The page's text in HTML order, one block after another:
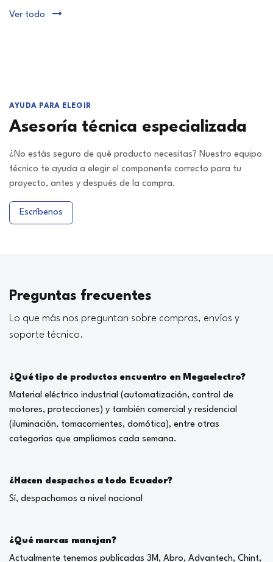
Ver todo
AYUDA PARA ELEGIR
Asesoría técnica especializada
¿No estás seguro de qué producto necesitas? Nuestro equipo
técnico te ayuda a elegir el componente correcto para tu
proyecto, antes y después de la compra.
Escríbenos
Preguntas frecuentes
Lo que más nos preguntan sobre compras, envíos y
soporte técnico.
¿Qué tipo de productos encuentro en Megaelectro?
Material eléctrico industrial (automatización, control de
motores, protecciones) y también comercial y residencial
(iluminación, tomacorrientes, domótica), entre otras
categorías que ampliamos cada semana.
¿Hacen despachos a todo Ecuador?
Sí, despachamos a nivel nacional
¿Qué marcas manejan?
Actualmente tenemos publicadas 3M, Abro, Advantech, Chint,